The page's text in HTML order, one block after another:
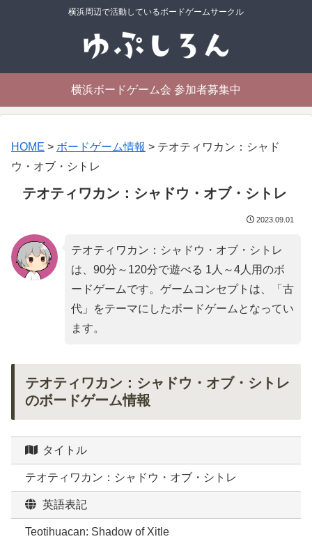
横浜周辺で活動しているボードゲームサークル
横浜ボードゲーム会 参加者募集中
HOME > ボードゲーム情報 > テオティワカン：シャド
ウ・オブ・シトレ
テオティワカン：シャドウ・オブ・シトレ
2023.09.01
テオティワカン：シャドウ・オブ・シトレ
は、90分～120分で遊べる 1人～4人用のボ
ードゲームです。ゲームコンセプトは、「 古
代」をテーマにしたボードゲームとなってい
ます。
テオティワカン：シャドウ・オブ・シトレ
のボードゲーム情報
タイトル
テオティワカン：シャドウ・オブ・シトレ
英語表記
Teotihuacan: Shadow of Xitle